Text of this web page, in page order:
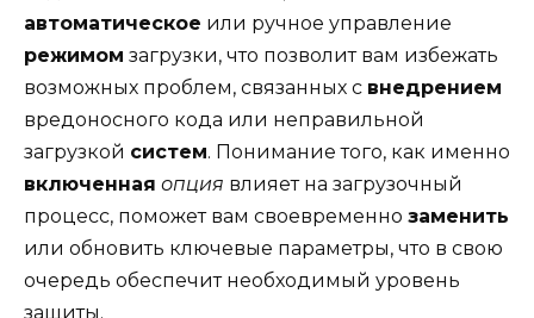
автоматическое или ручное управление
режимом загрузки, что позволит вам избежать
возможных проблем, связанных с внедрением
вредоносного кода или неправильной
загрузкой систем. Понимание того, как именно
включенная опция влияет на загрузочный
процесс, поможет вам своевременно заменить
или обновить ключевые параметры, что в свою
очередь обеспечит необходимый уровень
защиты.